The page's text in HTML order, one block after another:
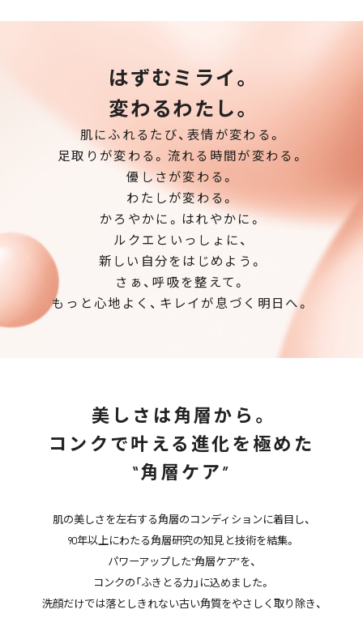
はずむミライ。
変わるわたし。
肌にふれるたび、表情が変わる。
足取りが変わる。流れる時間が変わる。
優しさが変わる。
わたしが変わる。
かろやかに。はれやかに。
ルクエといっしょに、
新しい自分をはじめよう。
さぁ、呼吸を整えて。
もっと心地よく、キレイが息づく明日へ。
美しさは角層から。
コンクで叶える進化を極めた
“角層ケア”
肌の美しさを左右する角層のコンディションに着目し、
90年以上にわたる角層研究の知見と技術を結集。
パワーアップした“角層ケア”を、
コンクの「ふきとる力」に込めました。
洗顔だけでは落としきれない古い角質をやさしく取り除き、